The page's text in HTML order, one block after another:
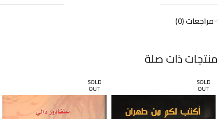
مراجعات (0)
منتجات ذات صلة
SOLD
OUT
SOLD
OUT